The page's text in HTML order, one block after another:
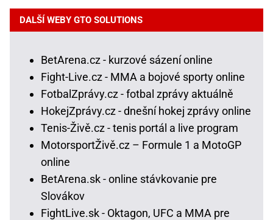
DALŠÍ WEBY GTO SOLUTIONS
BetArena.cz - kurzové sázení online
Fight-Live.cz - MMA a bojové sporty online
FotbalZprávy.cz - fotbal zprávy aktuálně
HokejZprávy.cz - dnešní hokej zprávy online
Tenis-Živě.cz - tenis portál a live program
MotorsportŽivě.cz – Formule 1 a MotoGP
online
BetArena.sk - online stávkovanie pre
Slovákov
FightLive.sk - Oktagon, UFC a MMA pre